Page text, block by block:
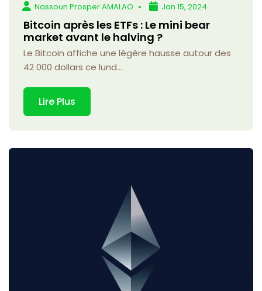
Nassoun Prosper AMALAO Jan 15, 2024
Bitcoin après les ETFs : Le mini bear
market avant le halving ?
Le Bitcoin affiche une légère hausse autour des
42 000 dollars ce lund...
Lire Plus